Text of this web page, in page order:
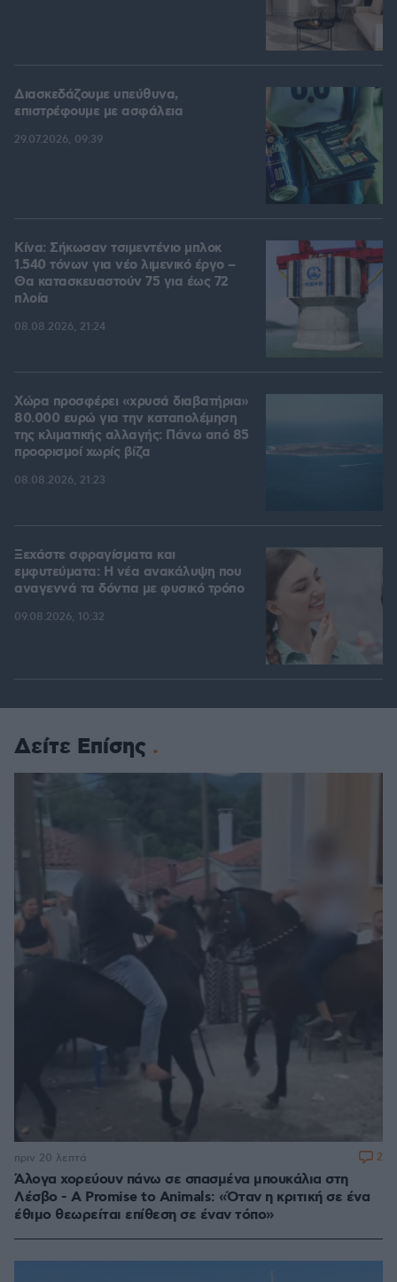
Διασκεδάζουμε υπεύθυνα,
επιστρέφουμε με ασφάλεια
29.07.2026, 09:39
Κίνα: Σήκωσαν τσιμεντένιο μπλοκ
1.540 τόνων για νέο λιμενικό έργο –
Θα κατασκευαστούν 75 για έως 72
πλοία
08.08.2026, 21:24
Χώρα προσφέρει «χρυσά διαβατήρια»
80.000 ευρώ για την καταπολέμηση
της κλιματικής αλλαγής: Πάνω από 85
προορισμοί χωρίς βίζα
08.08.2026, 21:23
Ξεχάστε σφραγίσματα και
εμφυτεύματα: Η νέα ανακάλυψη που
αναγεννά τα δόντια με φυσικό τρόπο
09.08.2026, 10:32
Δείτε Επίσης
Άλογα χορεύουν πάνω σε σπασμένα μπουκάλια στη
Λέσβο - A Promise to Animals: «Όταν η κριτική σε ένα
έθιμο θεωρείται επίθεση σε έναν τόπο»
πριν 20 λεπτά 2